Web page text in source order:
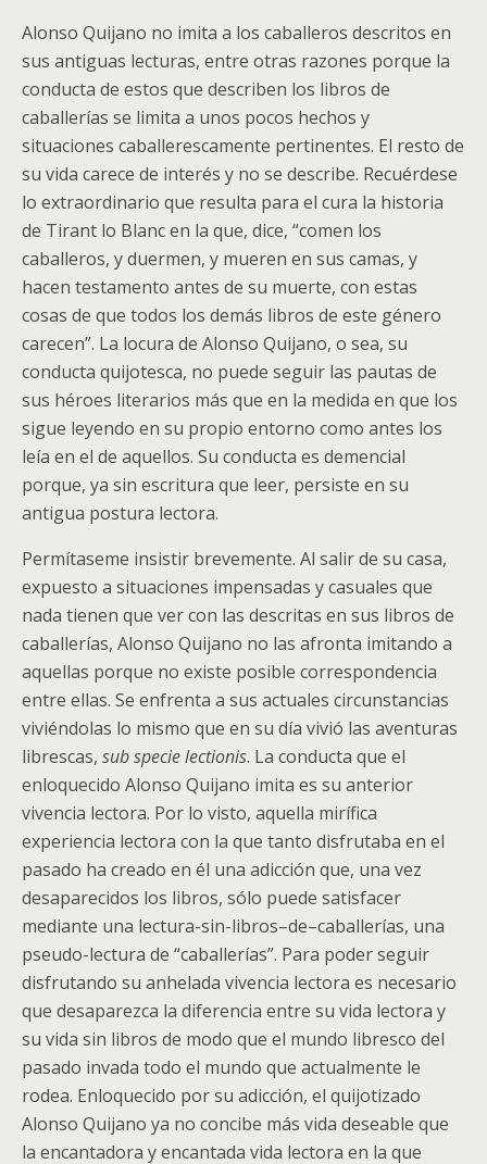
Alonso Quijano no imita a los caballeros descritos en
sus antiguas lecturas, entre otras razones porque la
conducta de estos que describen los libros de
caballerías se limita a unos pocos hechos y
situaciones caballerescamente pertinentes. El resto de
su vida carece de interés y no se describe. Recuérdese
lo extraordinario que resulta para el cura la historia
de Tirant lo Blanc en la que, dice, “comen los
caballeros, y duermen, y mueren en sus camas, y
hacen testamento antes de su muerte, con estas
cosas de que todos los demás libros de este género
carecen”. La locura de Alonso Quijano, o sea, su
conducta quijotesca, no puede seguir las pautas de
sus héroes literarios más que en la medida en que los
sigue leyendo en su propio entorno como antes los
leía en el de aquellos. Su conducta es demencial
porque, ya sin escritura que leer, persiste en su
antigua postura lectora.
Permítaseme insistir brevemente. Al salir de su casa,
expuesto a situaciones impensadas y casuales que
nada tienen que ver con las descritas en sus libros de
caballerías, Alonso Quijano no las afronta imitando a
aquellas porque no existe posible correspondencia
entre ellas. Se enfrenta a sus actuales circunstancias
viviéndolas lo mismo que en su día vivió las aventuras
librescas, sub specie lectionis. La conducta que el
enloquecido Alonso Quijano imita es su anterior
vivencia lectora. Por lo visto, aquella mirífica
experiencia lectora con la que tanto disfrutaba en el
pasado ha creado en él una adicción que, una vez
desaparecidos los libros, sólo puede satisfacer
mediante una lectura-sin-libros–de–caballerías, una
pseudo-lectura de “caballerías”. Para poder seguir
disfrutando su anhelada vivencia lectora es necesario
que desaparezca la diferencia entre su vida lectora y
su vida sin libros de modo que el mundo libresco del
pasado invada todo el mundo que actualmente le
rodea. Enloquecido por su adicción, el quijotizado
Alonso Quijano ya no concibe más vida deseable que
la encantadora y encantada vida lectora en la que